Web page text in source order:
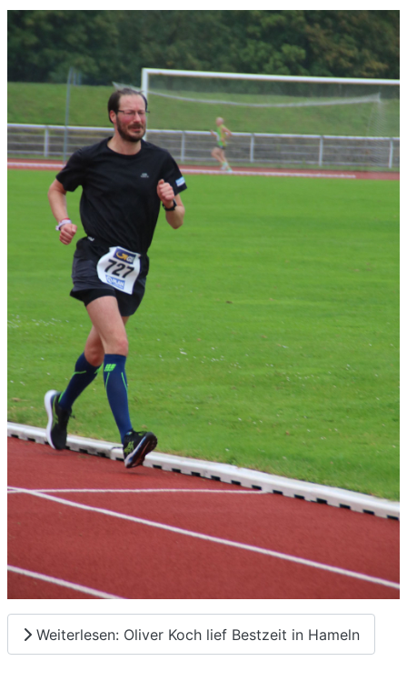
Weiterlesen: Oliver Koch lief Bestzeit in Hameln